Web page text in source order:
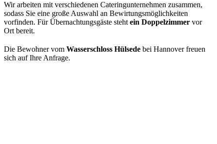
Wir arbeiten mit verschiedenen Cateringunternehmen zusammen,
sodass Sie eine große Auswahl an Bewirtungsmöglichkeiten
vorfinden. Für Übernachtungsgäste steht ein Doppelzimmer vor
Ort bereit.
Die Bewohner vom Wasserschloss Hülsede bei Hannover freuen
sich auf Ihre Anfrage.